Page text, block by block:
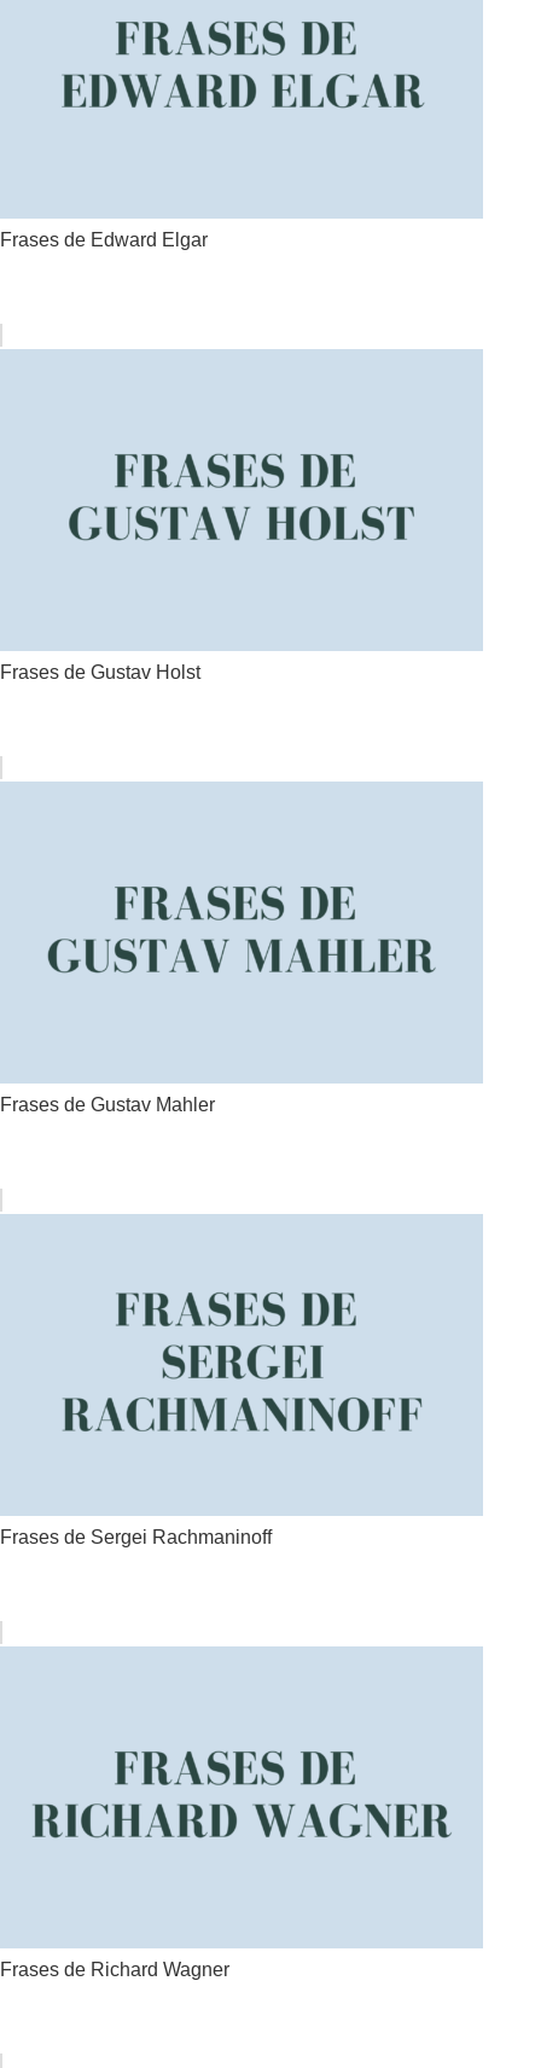
Frases de Edward Elgar
Frases de Gustav Holst
Frases de Gustav Mahler
Frases de Sergei Rachmaninoff
Frases de Richard Wagner